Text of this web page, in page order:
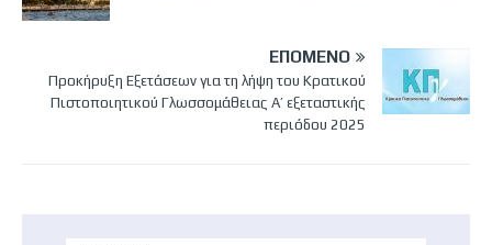
ΕΠΌΜΕΝΟ
Προκήρυξη Εξετάσεων για τη λήψη του Κρατικού
Πιστοποιητικού Γλωσσομάθειας Α’ εξεταστικής
περιόδου 2025